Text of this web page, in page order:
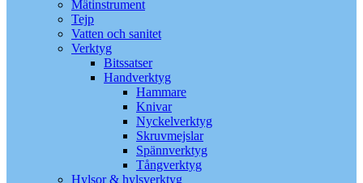
Mätinstrument
Tejp
Vatten och sanitet
Verktyg
Bitssatser
Handverktyg
Hammare
Knivar
Nyckelverktyg
Skruvmejslar
Spännverktyg
Tångverktyg
Hylsor & hylsverktyg